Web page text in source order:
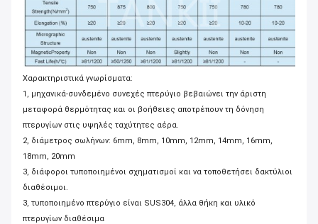
Χαρακτηριστικά γνωρίσματα:
1, μηχανικά-συνδεμένο συνεχές πτερύγιο βεβαιώνει την άριστη
μεταφορά θερμότητας και οι βοήθειες αποτρέπουν τη δόνηση
πτερυγίων στις υψηλές ταχύτητες αέρα.
2, διάμετρος σωλήνων: 6mm, 8mm, 10mm, 12mm, 14mm, 16mm,
18mm, 20mm
3, διάφοροι τυποποιημένοι σχηματισμοί και να τοποθετήσει δακτύλιοι
διαθέσιμοι.
3, τυποποιημένο πτερύγιο είναι SUS304, άλλα θήκη και υλικό
πτερυγίων διαθέσιμα